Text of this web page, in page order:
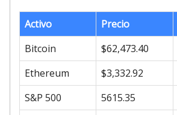
Activo Precio
Bitcoin
$62,473.40
Ethereum
$3,332.92
S&P 500
5615.35